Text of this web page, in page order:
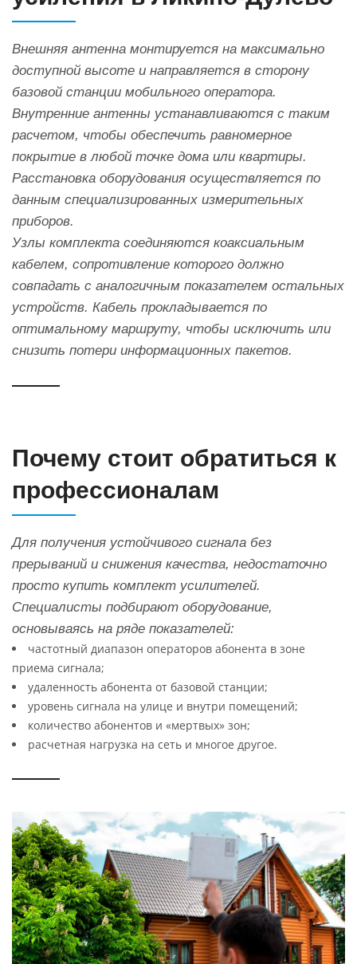
Внешняя антенна монтируется на максимально
доступной высоте и направляется в сторону
базовой станции мобильного оператора.
Внутренние антенны устанавливаются с таким
расчетом, чтобы обеспечить равномерное
покрытие в любой точке дома или квартиры.
Расстановка оборудования осуществляется по
данным специализированных измерительных
приборов.
Узлы комплекта соединяются коаксиальным
кабелем, сопротивление которого должно
совпадать с аналогичным показателем остальных
устройств. Кабель прокладывается по
оптимальному маршруту, чтобы исключить или
снизить потери информационных пакетов.
Почему стоит обратиться к
профессионалам
Для получения устойчивого сигнала без
прерываний и снижения качества, недостаточно
просто купить комплект усилителей.
Специалисты подбирают оборудование,
основываясь на ряде показателей:
частотный диапазон операторов абонента в зоне
приема сигнала;
удаленность абонента от базовой станции;
уровень сигнала на улице и внутри помещений;
количество абонентов и «мертвых» зон;
расчетная нагрузка на сеть и многое другое.